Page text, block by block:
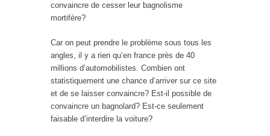
convaincre de cesser leur bagnolisme
mortifère?
Car on peut prendre le problème sous tous les
angles, il y a rien qu’en france près de 40
millions d’automobilistes. Combien ont
statistiquement une chance d’arriver sur ce site
et de se laisser convaincre? Est-il possible de
convaincre un bagnolard? Est-ce seulement
faisable d’interdire la voiture?